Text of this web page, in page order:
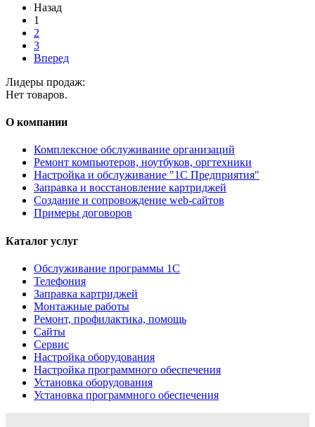
Назад
1
2
3
Вперед
Лидеры продаж:
Нет товаров.
О компании
Комплексное обслуживание организаций
Ремонт компьютеров, ноутбуков, оргтехники
Настройка и обслуживание "1С Предприятия"
Заправка и восстановление картриджей
Создание и сопровождение web-сайтов
Примеры договоров
Каталог услуг
Обслуживание программы 1С
Телефония
Заправка картриджей
Монтажные работы
Ремонт, профилактика, помощь
Сайты
Сервис
Настройка оборудования
Настройка программного обеспечения
Установка оборудования
Установка программного обеспечения